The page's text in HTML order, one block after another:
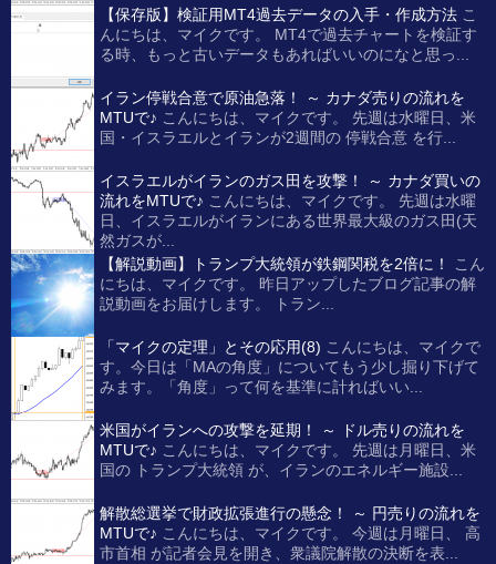
【保存版】検証用MT4過去データの入手・作成方法 こ
んにちは、マイクです。 MT4で過去チャートを検証す
る時、もっと古いデータもあればいいのになと思っ...
イラン停戦合意で原油急落！ ～ カナダ売りの流れを
MTUで♪ こんにちは、マイクです。 先週は水曜日、米
国・イスラエルとイランが2週間の 停戦合意 を行...
イスラエルがイランのガス田を攻撃！ ～ カナダ買いの
流れをMTUで♪ こんにちは、マイクです。 先週は水曜
日、イスラエルがイランにある世界最大級のガス田(天
然ガスが...
【解説動画】トランプ大統領が鉄鋼関税を2倍に！
こん
にちは、マイクです。 昨日アップしたブログ記事の解
説動画をお届けします。 トラン...
「マイクの定理」とその応用(8) こんにちは、マイクで
す。今日は「MAの角度」についてもう少し掘り下げて
みます。「角度」って何を基準に計ればいい...
米国がイランへの攻撃を延期！ ～ ドル売りの流れを
MTUで♪ こんにちは、マイクです。 先週は月曜日、米
国の トランプ大統領 が、イランのエネルギー施設...
解散総選挙で財政拡張進行の懸念！ ～ 円売りの流れを
MTUで♪ こんにちは、マイクです。 今週は月曜日、 高
市首相 が記者会見を開き、衆議院解散の決断を表...